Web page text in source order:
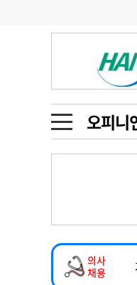
오피니
오피니언
인물
동영상뉴스
메디 Hospital
인포메이션
의사
채용